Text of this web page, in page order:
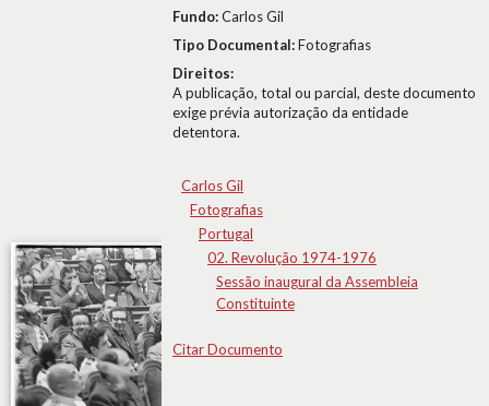
Fundo:Carlos Gil
Tipo Documental:Fotografias
Direitos:
A publicação, total ou parcial, deste documento
exige prévia autorização da entidade
detentora.
Carlos Gil
Fotografias
Portugal
02. Revolução 1974-1976
Sessão inaugural da Assembleia
Constituinte
Citar Documento